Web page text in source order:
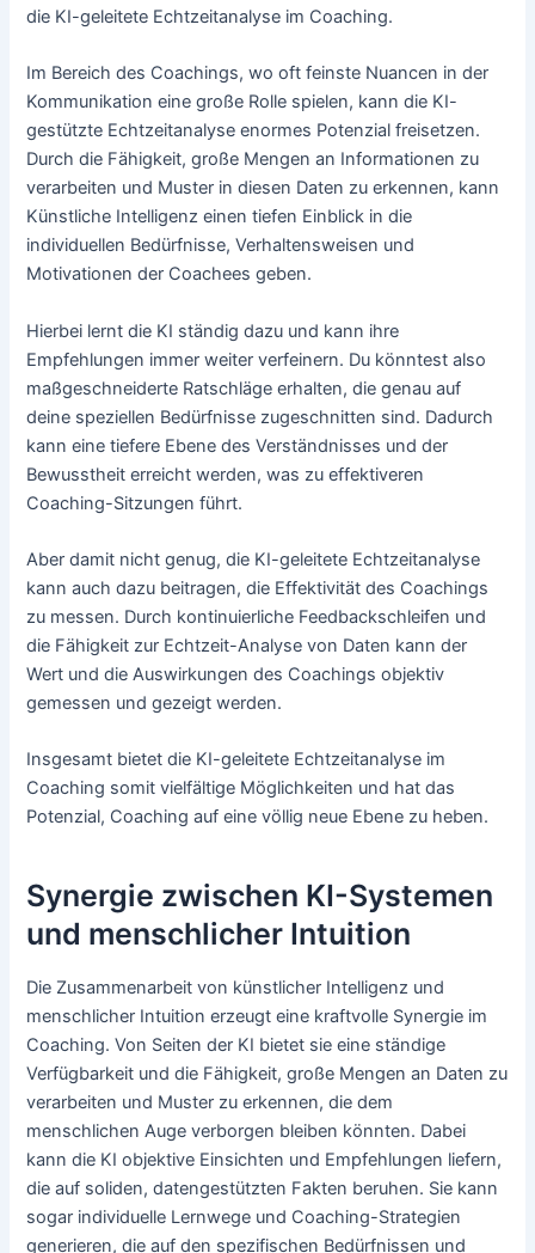
die KI-geleitete Echtzeitanalyse im Coaching.
Im Bereich des Coachings, wo oft feinste Nuancen in der
Kommunikation eine große Rolle spielen, kann die KI-
gestützte Echtzeitanalyse enormes Potenzial freisetzen.
Durch die Fähigkeit, große Mengen an Informationen zu
verarbeiten und Muster in diesen Daten zu erkennen, kann
Künstliche Intelligenz einen tiefen Einblick in die
individuellen Bedürfnisse, Verhaltensweisen und
Motivationen der Coachees geben.
Hierbei lernt die KI ständig dazu und kann ihre
Empfehlungen immer weiter verfeinern. Du könntest also
maßgeschneiderte Ratschläge erhalten, die genau auf
deine speziellen Bedürfnisse zugeschnitten sind. Dadurch
kann eine tiefere Ebene des Verständnisses und der
Bewusstheit erreicht werden, was zu effektiveren
Coaching-Sitzungen führt.
Aber damit nicht genug, die KI-geleitete Echtzeitanalyse
kann auch dazu beitragen, die Effektivität des Coachings
zu messen. Durch kontinuierliche Feedbackschleifen und
die Fähigkeit zur Echtzeit-Analyse von Daten kann der
Wert und die Auswirkungen des Coachings objektiv
gemessen und gezeigt werden.
Insgesamt bietet die KI-geleitete Echtzeitanalyse im
Coaching somit vielfältige Möglichkeiten und hat das
Potenzial, Coaching auf eine völlig neue Ebene zu heben.
Synergie zwischen KI-Systemen
und menschlicher Intuition
Die Zusammenarbeit von künstlicher Intelligenz und
menschlicher Intuition erzeugt eine kraftvolle Synergie im
Coaching. Von Seiten der KI bietet sie eine ständige
Verfügbarkeit und die Fähigkeit, große Mengen an Daten zu
verarbeiten und Muster zu erkennen, die dem
menschlichen Auge verborgen bleiben könnten. Dabei
kann die KI objektive Einsichten und Empfehlungen liefern,
die auf soliden, datengestützten Fakten beruhen. Sie kann
sogar individuelle Lernwege und Coaching-Strategien
generieren, die auf den spezifischen Bedürfnissen und